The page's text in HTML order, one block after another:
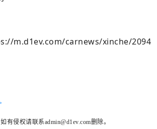
m.d1ev.com/carnews/xinche/2094
有侵权请联系admin@d1ev.com删除。